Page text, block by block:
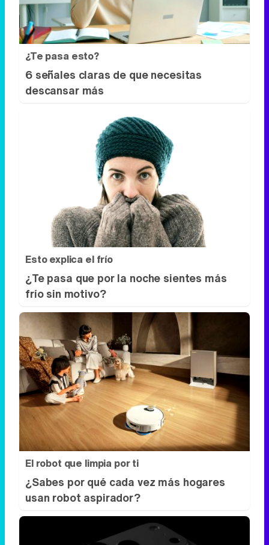
¿Te pasa esto?
6 señales claras de que necesitas
descansar más
Esto explica el frío
¿Te pasa que por la noche sientes más
frío sin motivo?
El robot que limpia por ti
¿Sabes por qué cada vez más hogares
usan robot aspirador?